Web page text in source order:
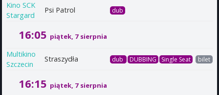
Kino SCK
Stargard
Psi Patrol dub
16:05 piątek, 7 sierpnia
Multikino
Szczecin
Straszydła dub DUBBING Single Seat bilet
16:15 piątek, 7 sierpnia